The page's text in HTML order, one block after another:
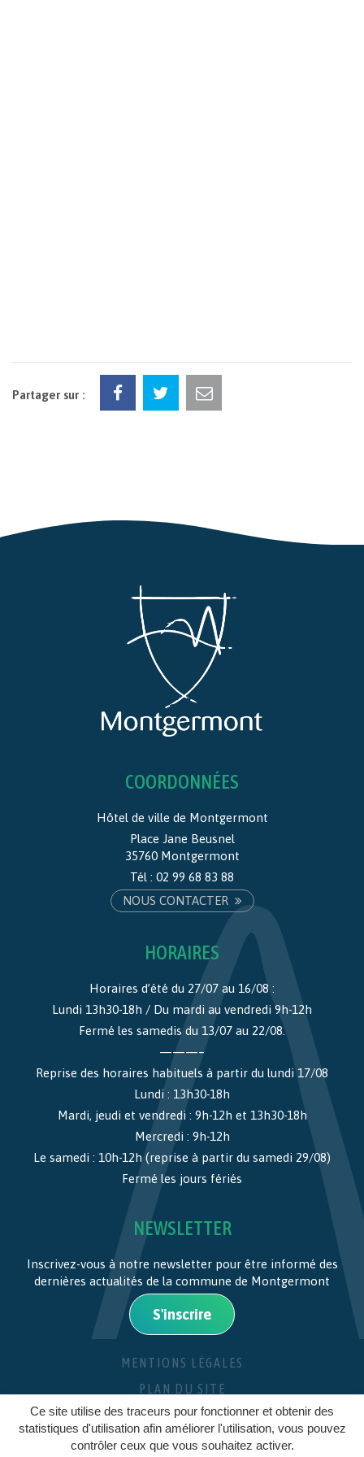
Ce site utilise des traceurs pour fonctionner et obtenir des
statistiques d'utilisation afin améliorer l'utilisation, vous pouvez
contrôler ceux que vous souhaitez activer.
Partager sur :
COORDONNÉES
Hôtel de ville de Montgermont
Place Jane Beusnel
35760 Montgermont
Tél : 02 99 68 83 88
NOUS CONTACTER
HORAIRES
Horaires d’été du 27/07 au 16/08 :
Lundi 13h30-18h / Du mardi au vendredi 9h-12h
Fermé les samedis du 13/07 au 22/08.
———–
Reprise des horaires habituels à partir du lundi 17/08
Lundi : 13h30-18h
Mardi, jeudi et vendredi : 9h-12h et 13h30-18h
Mercredi : 9h-12h
Le samedi : 10h-12h (reprise à partir du samedi 29/08)
Fermé les jours fériés
NEWSLETTER
Inscrivez-vous à notre newsletter pour être informé des
dernières actualités de la commune de Montgermont
S'inscrire
MENTIONS LÉGALES
PLAN DU SITE
CRÉDITS